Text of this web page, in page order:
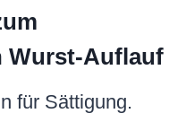
Wurst-Auflauf
für Sättigung.